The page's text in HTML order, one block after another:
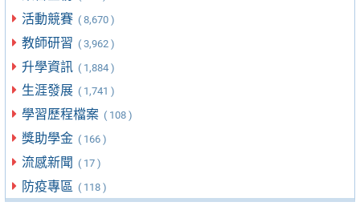
活動競賽 ( 8,670 )
教師研習 ( 3,962 )
升學資訊 ( 1,884 )
生涯發展 ( 1,741 )
學習歷程檔案 ( 108 )
獎助學金 ( 166 )
流感新聞 ( 17 )
防疫專區 ( 118 )